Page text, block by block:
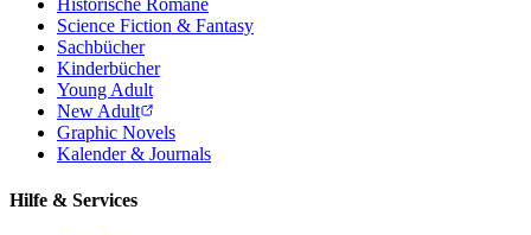
Science Fiction & Fantasy
Sachbücher
Kinderbücher
Young Adult
New Adult
Graphic Novels
Kalender & Journals
Hilfe & Services